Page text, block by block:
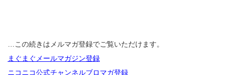
…この続きはメルマガ登録でご覧いただけます。
まぐまぐメールマガジン登録
ニコニコ公式チャンネルブロマガ登録